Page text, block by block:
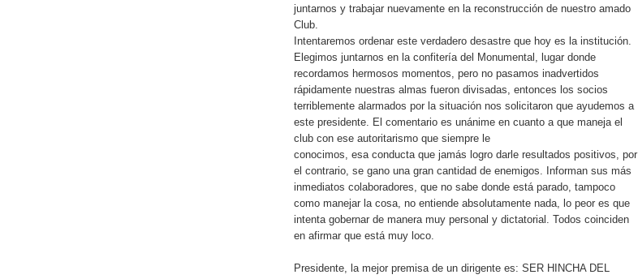
juntarnos y trabajar nuevamente en la reconstrucción de nuestro amado
Club.
Intentaremos ordenar este verdadero desastre que hoy es la institución.
Elegimos juntarnos en la confitería del Monumental, lugar donde
recordamos hermosos momentos, pero no pasamos inadvertidos
rápidamente nuestras almas fueron divisadas, entonces los socios
terriblemente alarmados por la situación nos solicitaron que ayudemos a
este presidente. El comentario es unánime en cuanto a que maneja el
club con ese autoritarismo que siempre le
conocimos, esa conducta que jamás logro darle resultados positivos, por
el contrario, se gano una gran cantidad de enemigos. Informan sus más
inmediatos colaboradores, que no sabe donde está parado, tampoco
como manejar la cosa, no entiende absolutamente nada, lo peor es que
intenta gobernar de manera muy personal y dictatorial. Todos coinciden
en afirmar que está muy loco.
Presidente, la mejor premisa de un dirigente es: SER HINCHA DEL